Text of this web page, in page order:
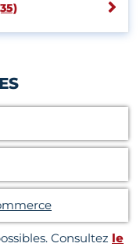
Consultez le